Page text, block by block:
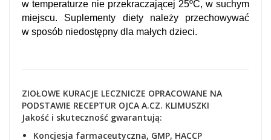
w temperaturze nie przekraczającej 25ºC, w suchym
miejscu. Suplementy diety należy przechowywać
w sposób niedostępny dla małych dzieci.
ZIOŁOWE KURACJE LECZNICZE OPRACOWANE NA
PODSTAWIE RECEPTUR OJCA A.CZ. KLIMUSZKI
Jakość i skuteczność gwarantują:
Koncjesja farmaceutyczna, GMP, HACCP